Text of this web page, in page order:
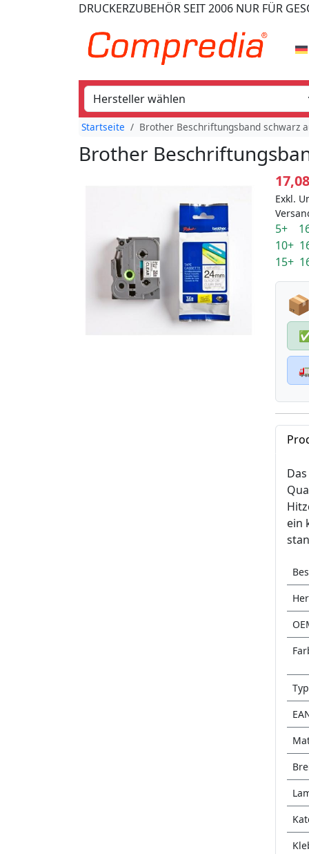
DRUCKERZUBEHÖRSEIT 2006 NUR FÜR
Startseite Brother Beschriftungsband schwarz
Brother
Exkl.
5+
10+
15+
ein
Typ